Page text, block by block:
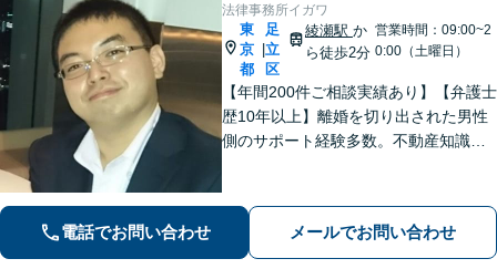
法律事務所イガワ
東
京
都
足
立
区
綾瀬駅 か
ら徒歩2分
営業時間：09:00~2
0:00（土曜日）
【年間200件ご相談実績あり】【弁護士
歴10年以上】離婚を切り出された男性
側のサポート経験多数。不動産知識が
メトロ千代田線綾瀬駅西口徒歩2分】
【初回面談無料】
電話でお問い合わせ メールでお問い合わせ